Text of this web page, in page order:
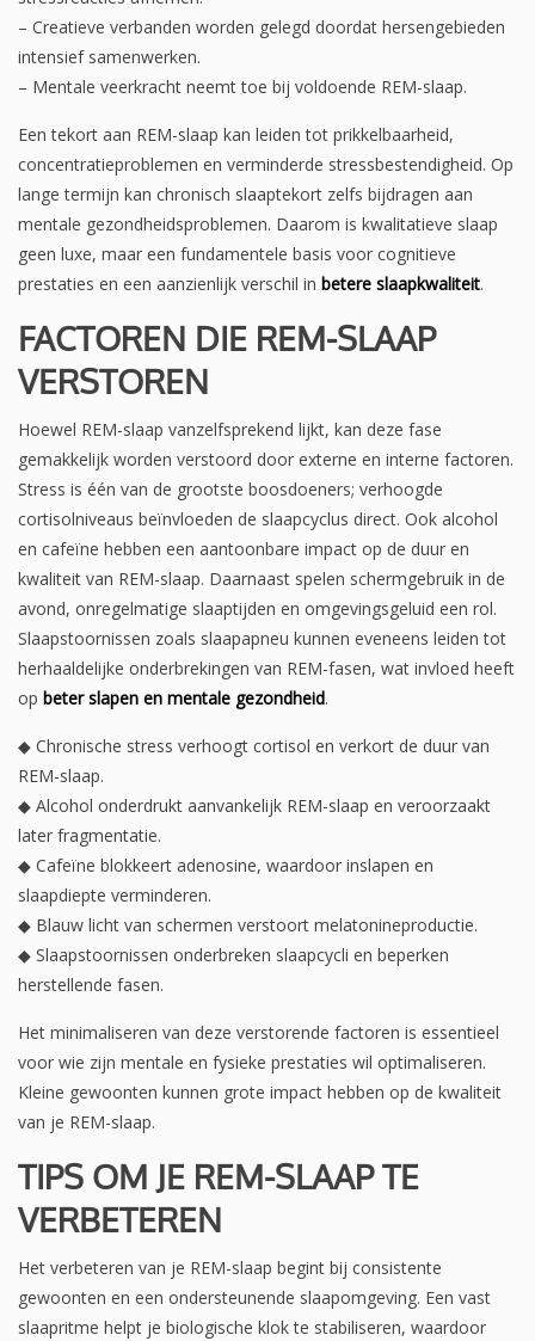
– Creatieve verbanden worden gelegd doordat hersengebieden
intensief samenwerken.
– Mentale veerkracht neemt toe bij voldoende REM-slaap.
Een tekort aan REM-slaap kan leiden tot prikkelbaarheid,
concentratieproblemen en verminderde stressbestendigheid. Op
lange termijn kan chronisch slaaptekort zelfs bijdragen aan
mentale gezondheidsproblemen. Daarom is kwalitatieve slaap
geen luxe, maar een fundamentele basis voor cognitieve
prestaties en een aanzienlijk verschil in betere slaapkwaliteit.
FACTOREN DIE REM-SLAAP
VERSTOREN
Hoewel REM-slaap vanzelfsprekend lijkt, kan deze fase
gemakkelijk worden verstoord door externe en interne factoren.
Stress is één van de grootste boosdoeners; verhoogde
cortisolniveaus beïnvloeden de slaapcyclus direct. Ook alcohol
en cafeïne hebben een aantoonbare impact op de duur en
kwaliteit van REM-slaap. Daarnaast spelen schermgebruik in de
avond, onregelmatige slaaptijden en omgevingsgeluid een rol.
Slaapstoornissen zoals slaapapneu kunnen eveneens leiden tot
herhaaldelijke onderbrekingen van REM-fasen, wat invloed heeft
op beter slapen en mentale gezondheid.
◆ Chronische stress verhoogt cortisol en verkort de duur van
REM-slaap.
◆ Alcohol onderdrukt aanvankelijk REM-slaap en veroorzaakt
later fragmentatie.
◆ Cafeïne blokkeert adenosine, waardoor inslapen en
slaapdiepte verminderen.
◆ Blauw licht van schermen verstoort melatonineproductie.
◆ Slaapstoornissen onderbreken slaapcycli en beperken
herstellende fasen.
Het minimaliseren van deze verstorende factoren is essentieel
voor wie zijn mentale en fysieke prestaties wil optimaliseren.
Kleine gewoonten kunnen grote impact hebben op de kwaliteit
van je REM-slaap.
TIPS OM JE REM-SLAAP TE
VERBETEREN
Het verbeteren van je REM-slaap begint bij consistente
gewoonten en een ondersteunende slaapomgeving. Een vast
slaapritme helpt je biologische klok te stabiliseren, waardoor